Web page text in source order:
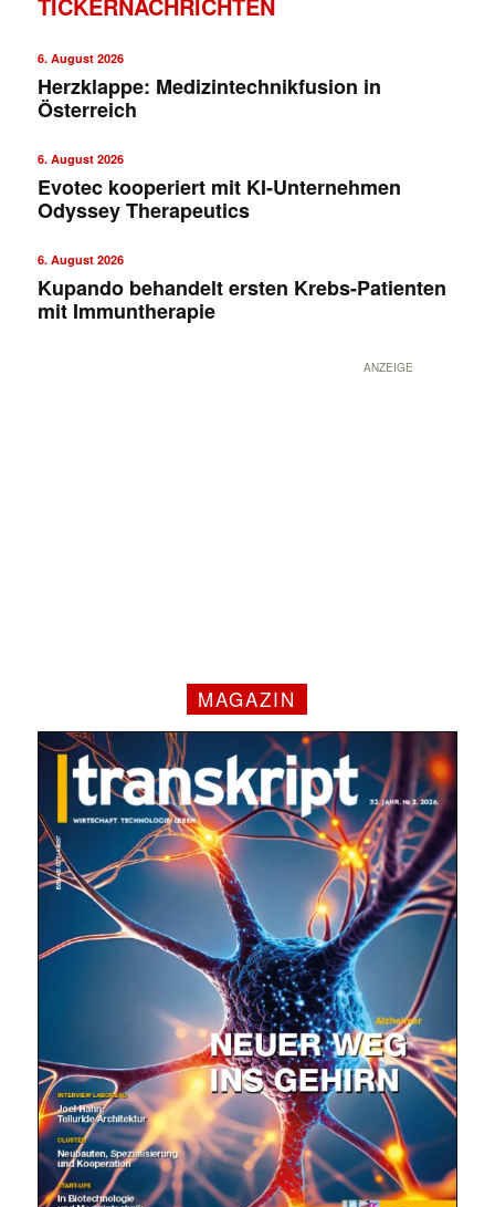
6. August 2026
Herzklappe: Medizintechnikfusion in
Österreich
6. August 2026
Evotec kooperiert mit KI-Unternehmen
Odyssey Therapeutics
6. August 2026
Kupando behandelt ersten Krebs-Patienten
mit Immuntherapie
ANZEIGE
MAGAZIN